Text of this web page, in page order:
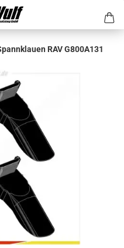
RAV G800A131